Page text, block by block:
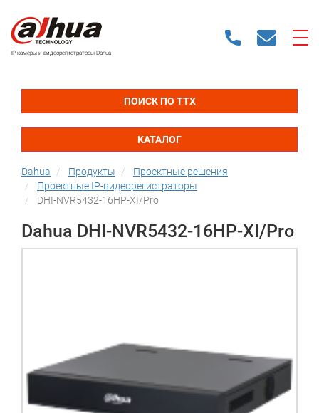
IP камеры и видеорегистраторы Dahua
ПОИСК ПО ТТХ
КАТАЛОГ
Dahua Продукты
Проектные решения
Проектные IP-видеорегистраторы
DHI-NVR5432-16HP-XI/Pro
Dahua DHI-NVR5432-16HP-XI/Pro